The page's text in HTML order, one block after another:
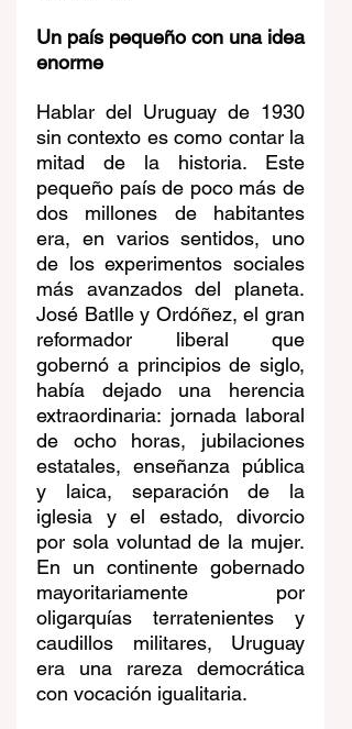
Un país pequeño con una idea
enorme
Hablar del Uruguay de 1930
sin contexto es como contar la
mitad de la historia. Este
pequeño país de poco más de
dos millones de habitantes
era, en varios sentidos, uno
de los experimentos sociales
más avanzados del planeta.
José Batlle y Ordóñez, el gran
reformador liberal que
gobernó a principios de siglo,
había dejado una herencia
extraordinaria: jornada laboral
de ocho horas, jubilaciones
estatales, enseñanza pública
y laica, separación de la
iglesia y el estado, divorcio
por sola voluntad de la mujer.
En un continente gobernado
mayoritariamente por
oligarquías terratenientes y
caudillos militares, Uruguay
era una rareza democrática
con vocación igualitaria.